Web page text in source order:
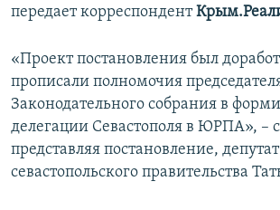
передает корреспондент
«Проект постановления был
прописали полномочия
Законодательного собрания в
делегации Севастополя в ЮРПА», –
представляя постановление,
севастопольского правительства